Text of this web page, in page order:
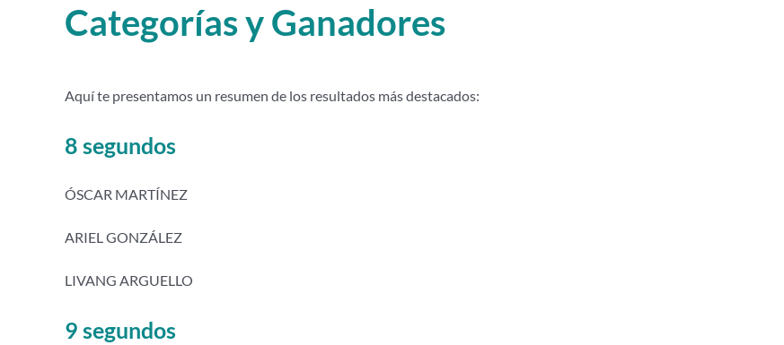
Categorías y Ganadores
Aquí te presentamos un resumen de los resultados más destacados:
8 segundos
ÓSCAR MARTÍNEZ
ARIEL GONZÁLEZ
LIVANG ARGUELLO
9 segundos